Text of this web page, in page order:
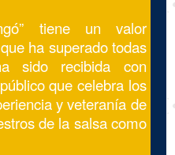
tiene un valor
ha superado todas
sido recibida con
que celebra los
y veteranía de
de la salsa como